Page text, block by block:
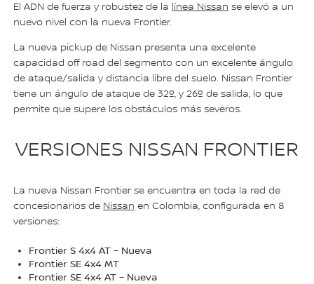
El ADN de fuerza y robustez de la línea Nissan se elevó a un
nuevo nivel con la nueva Frontier.
La nueva pickup de Nissan presenta una excelente
capacidad off road del segmento con un excelente ángulo
de ataque/salida y distancia libre del suelo. Nissan Frontier
tiene un ángulo de ataque de 32º, y 26º de salida, lo que
permite que supere los obstáculos más severos.
VERSIONES NISSAN FRONTIER
La nueva Nissan Frontier se encuentra en toda la red de
concesionarios de Nissan en Colombia, configurada en 8
versiones:
Frontier S 4x4 AT – Nueva
Frontier SE 4x4 MT
Frontier SE 4x4 AT – Nueva